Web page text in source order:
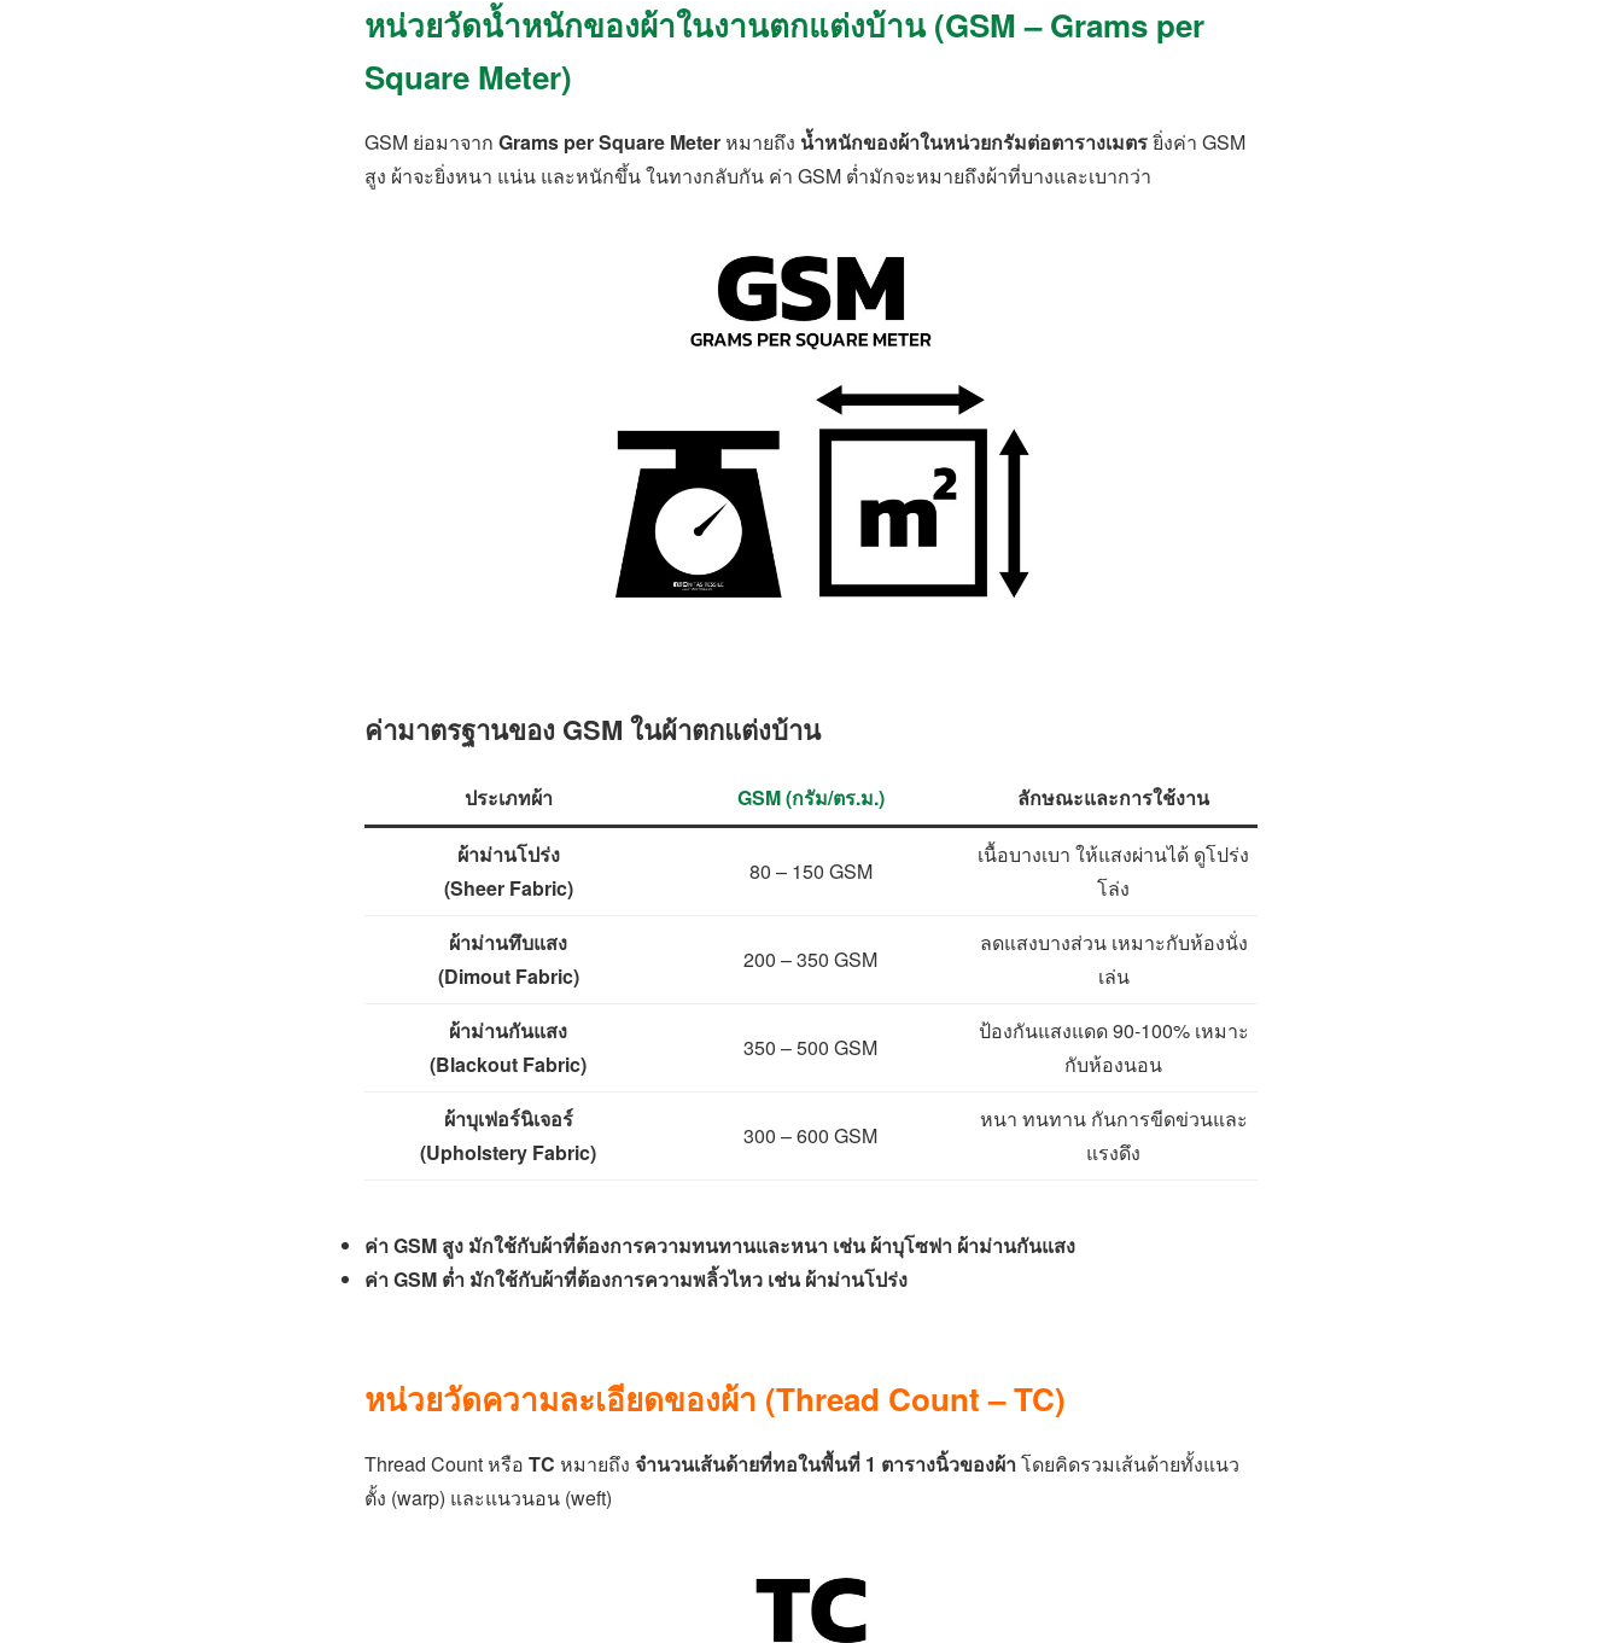
หน่วยวัดน้ำหนักของผ้าในงานตกแต่งบ้าน (GSM – Grams per
Square Meter)
GSM ย่อมาจาก Grams per Square Meterหมายถึง น้ำหนักของผ้าในหน่วยกรัมต่อตารางเมตรยิ่งค่า GSM
สูง ผ้าจะยิ่งหนา แน่น และหนักขึ้น ในทางกลับกัน ค่า GSM ต่ำมักจะหมายถึงผ้าที่บางและเบากว่า
ค่ามาตรฐานของ GSM ในผ้าตกแต่งบ้าน
ประเภทผ้า GSM (กรัม/ตร.ม.) ลักษณะและการใช้งาน
ผ้าม่านโปร่ง
(Sheer Fabric)
80 – 150 GSM
เนื้อบางเบา ให้แสงผ่านได้ ดูโปร่ง
โล่ง
ผ้าม่านทึบแสง
(Dimout Fabric)
200 – 350 GSM
ลดแสงบางส่วน เหมาะกับห้องนั่ง
เล่น
ผ้าม่านกันแสง
(Blackout Fabric)
350 – 500 GSM
ป้องกันแสงแดด 90-100% เหมาะ
กับห้องนอน
ผ้าบุเฟอร์นิเจอร์
(Upholstery Fabric)
300 – 600 GSM
หนา ทนทาน กันการขีดข่วนและ
แรงดึง
ค่า GSM สูง มักใช้กับผ้าที่ต้องการความทนทานและหนา เช่น ผ้าบุโซฟา ผ้าม่านกันแสง
ค่า GSM ต่ำ มักใช้กับผ้าที่ต้องการความพลิ้วไหว เช่น ผ้าม่านโปร่ง
หน่วยวัดความละเอียดของผ้า (Thread Count – TC)
Thread Count หรือ TC หมายถึง จำนวนเส้นด้ายที่ทอในพื้นที่ 1 ตารางนิ้วของผ้าโดยคิดรวมเส้นด้ายทั้งแนว
ตั้ง (warp) และแนวนอน (weft)